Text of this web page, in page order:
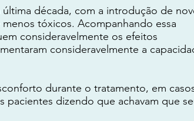
década, com a introdução de
tóxicos. Acompanhando essa
consideravelmente os efeitos
consideravelmente a
durante o tratamento, em
dizendo que achavam que